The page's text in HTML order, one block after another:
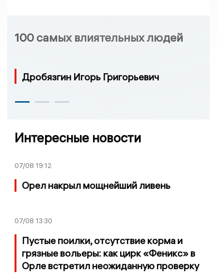
100 самых влиятельных людей
Дробязгин Игорь Григорьевич
Интересные новости
07/08 19:12
Орел накрыл мощнейший ливень
07/08 13:30
Пустые поилки, отсутствие корма и
грязные вольеры: как цирк «Феникс» в
Орле встретил неожиданную проверку